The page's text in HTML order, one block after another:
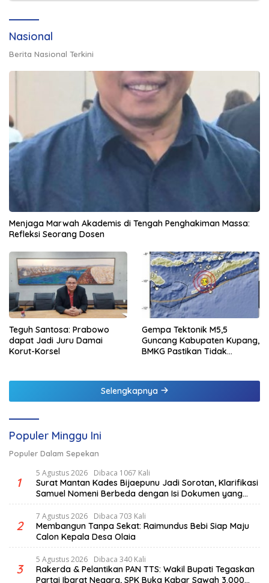
Nasional
Berita Nasional Terkini
Menjaga Marwah Akademis di Tengah Penghakiman Massa:
Refleksi Seorang Dosen
Teguh Santosa: Prabowo
dapat Jadi Juru Damai
Korut-Korsel
Gempa Tektonik M5,5
Guncang Kabupaten Kupang,
BMKG Pastikan Tidak
Selengkapnya
Populer Minggu Ini
Populer Dalam Sepekan
1
5 Agustus 2026 Dibaca 1067 Kali
Surat Mantan Kades Bijaepunu Jadi Sorotan, Klarifikasi
Samuel Nomeni Berbeda dengan Isi Dokumen yang
Beredar
2
7 Agustus 2026 Dibaca 703 Kali
Membangun Tanpa Sekat: Raimundus Bebi Siap Maju
Calon Kepala Desa Olaia
3
5 Agustus 2026 Dibaca 340 Kali
Rakerda & Pelantikan PAN TTS: Wakil Bupati Tegaskan
Partai Ibarat Negara, SPK Buka Kabar Sawah 3.000